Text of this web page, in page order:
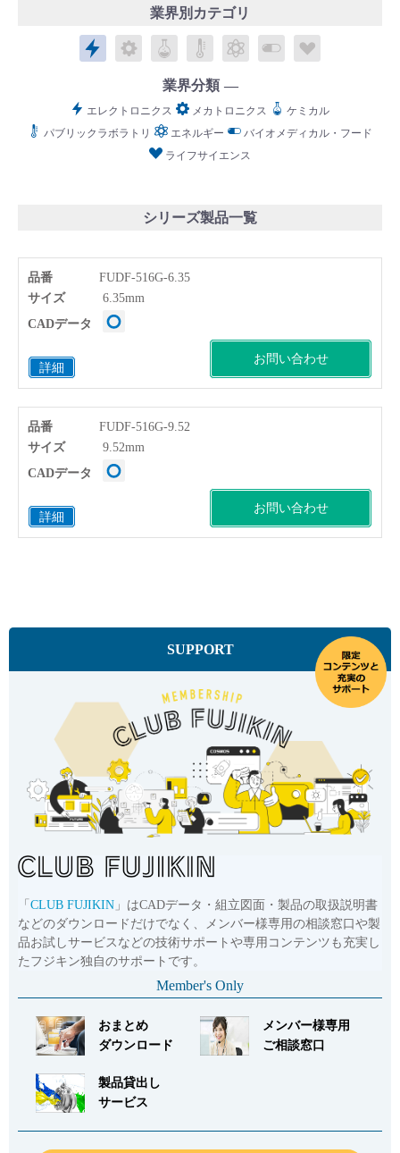
Language：日本語／English
お問い合わせ
業界別カテゴリ
エレクトロニクス
メカトロニクス
ケミカルパブリックラボラトリ
エネルギーバイオメディカ
業界分類
エレクトロニクス メカトロニクス
ケミカル
パブリックラボラトリ
エネルギー
バイオメディカル・フード
ライフサイエンス
シリーズ製品一覧
品番 FUDF-516G-6.35
詳細
サイズ 6.35mm
お問い合わせ
CADデータ
品番 FUDF-516G-9.52
詳細
サイズ 9.52mm
お問い合わせ
CADデータ
SUPPORT
「 CLUB FUJIKIN 」はCADデータ・組立図面・製品の取扱説明書
などのダウンロードだけでなく、メンバー様専用の相談窓口や製
品お試しサービスなどの技術サポートや専用コンテンツも充実し
たフジキン独自のサポートです。
Member's Only
おまとめ
ダウンロード
メンバー様専用
ご相談窓口
製品貸出し
サービス